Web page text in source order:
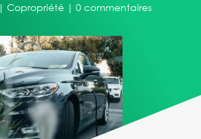
|Copropriété |0 commentaires